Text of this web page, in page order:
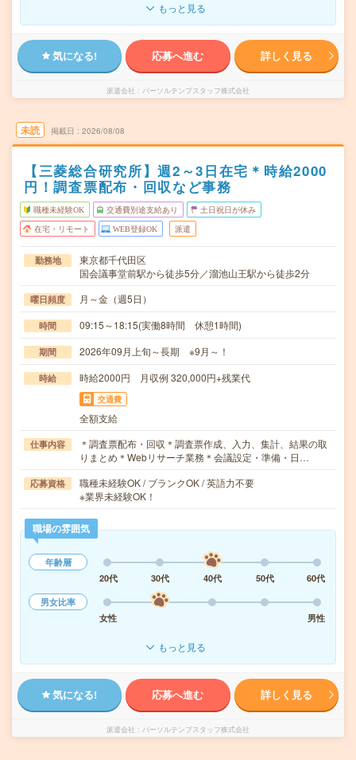
もっと見る
気になる! 応募へ進む 詳しく見る
派遣会社 パーソルテンプスタッフ株式会社
未読 掲載日 2026/08/08
【三菱総合研究所】週2～3日在宅＊時給2000
円！調査票配布・回収など事務
職種未経験OK 交通費別途支給あり 土日祝日が休み
在宅・リモート WEB登録OK 派遣
勤務地
東京都千代田区
国会議事堂前駅から徒歩5分／溜池山王駅から徒歩2分
曜日頻度 月～金（週5日）
時間 09:15～18:15(実働8時間 休憩1時間)
期間 2026年09月上旬～長期 ※9月～！
時給 時給2000円 月収例 320,000円+残業代
交通費
全額支給
仕事内容
＊調査票配布・回収＊調査票作成、入力、集計、結果の取
りまとめ＊Webリサーチ業務＊会議設定・準備・日…
応募資格
職種未経験OK / ブランクOK / 英語力不要
※業界未経験OK！
職場の雰囲気
年齢層
20代
30代 40代 50代
60代
男女比率
女性
男性
もっと見る
気になる! 応募へ進む 詳しく見る
派遣会社 パーソルテンプスタッフ株式会社